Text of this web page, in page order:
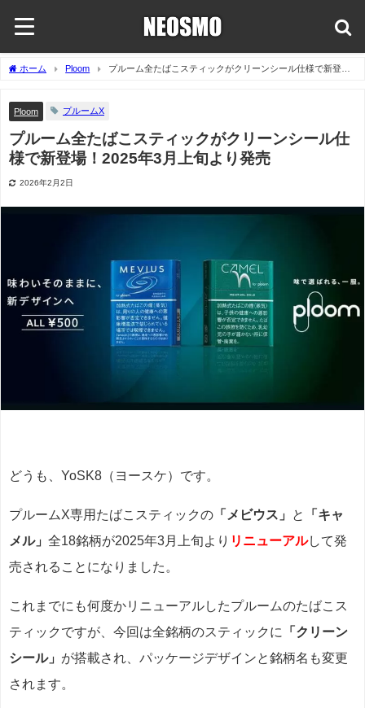
ホーム Ploom
プルーム全たばこスティックがクリーンシール仕様で新登
Ploom プルームX
プルーム全たばこスティックがクリーンシール仕
様で新登場！2025年3月上旬より発売
2026年2月2日
どうも、YoSK8（ヨースケ）です。
プルームX専用たばこスティックの 「メビウス」 と
「キャ
メル」 全18銘柄が2025年3月上旬より リニューアルして発
売されることになりました。
これまでにも何度かリニューアルしたプルームのたばこス
ティックですが、今回は全銘柄のスティックに 「クリーン
シール」 が搭載され、パッケージデザインと銘柄名も変更
されます。